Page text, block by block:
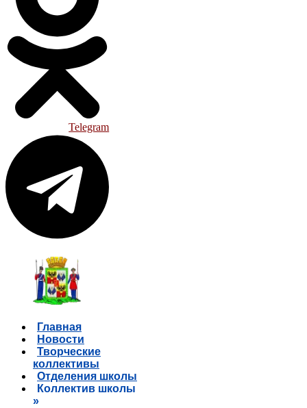
Telegram
Главная
Новости
Творческие
коллективы
Отделения школы
Коллектив школы
»